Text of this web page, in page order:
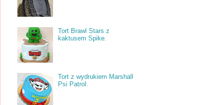
Tort Brawl Stars z
kaktusem Spike.
Tort z wydrukiem Marshall
Psi Patrol.